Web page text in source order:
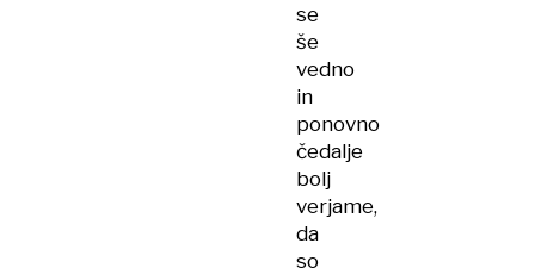
se
še
vedno
in
ponovno
čedalje
bolj
verjame,
da
so